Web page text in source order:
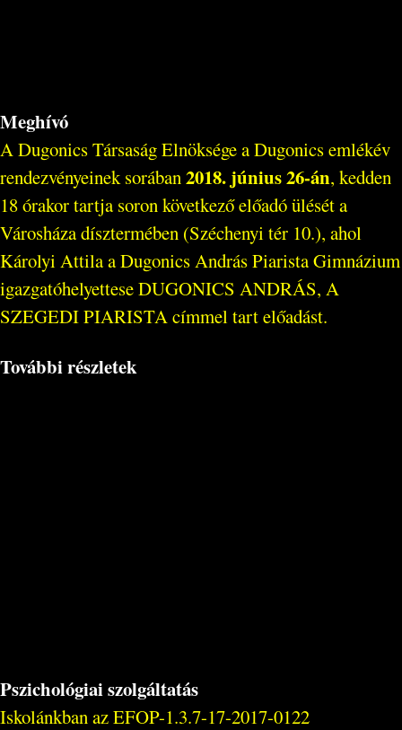
Meghívó
A Dugonics Társaság Elnöksége a Dugonics emlékév
rendezvényeinek sorában 2018. június 26-án, kedden
18 órakor tartja soron következő előadó ülését a
Városháza dísztermében (Széchenyi tér 10.), ahol
Károlyi Attila a Dugonics András Piarista Gimnázium
igazgatóhelyettese DUGONICS ANDRÁS, A
SZEGEDI PIARISTA címmel tart előadást.
További részletek
Pszichológiai szolgáltatás
Iskolánkban az EFOP-1.3.7-17-2017-0122